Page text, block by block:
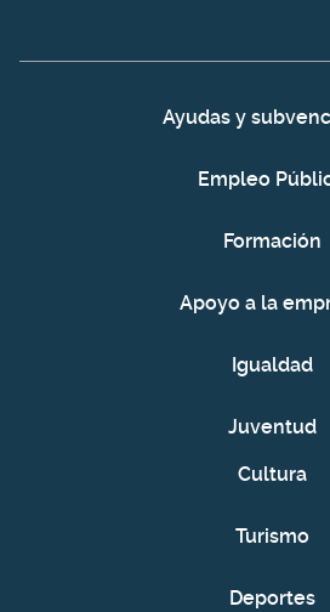
Ayudas y
Empleo
Formación
Apoyo a la
Igualdad
Juventud
Cultura
Turismo
Deportes